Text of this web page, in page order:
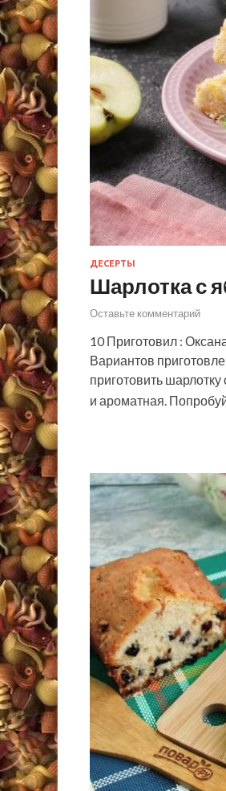
ДЕСЕРТЫ
Шарлотка с
Оставьте комментарий
10 Приготовил :
Вариантов
приготовить
и ароматная.